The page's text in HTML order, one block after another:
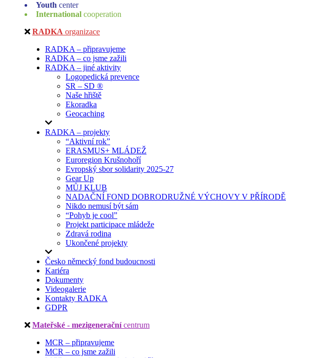
Youth center
International cooperation
RADKA organizace
RADKA – připravujeme
RADKA – co jsme zažili
RADKA – jiné aktivity
Logopedická prevence
SR – SD ®
Naše hřiště
Ekoradka
Geocaching
RADKA – projekty
“Aktivní rok”
ERASMUS+ MLÁDEŽ
Euroregion Krušnohoří
Evropský sbor solidarity 2025-27
Gear Up
MŮJ KLUB
NADAČNÍ FOND DOBRODRUŽNÉ VÝCHOVY V PŘÍRODĚ
Nikdo nemusí být sám
“Pohyb je cool”
Projekt participace mládeže
Zdravá rodina
Ukončené projekty
Česko německý fond budoucnosti
Kariéra
Dokumenty
Videogalerie
Kontakty RADKA
GDPR
Mateřské - mezigenerační centrum
MCR – připravujeme
MCR – co jsme zažili